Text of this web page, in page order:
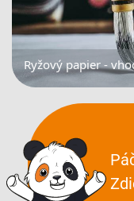
Ryžový papier -